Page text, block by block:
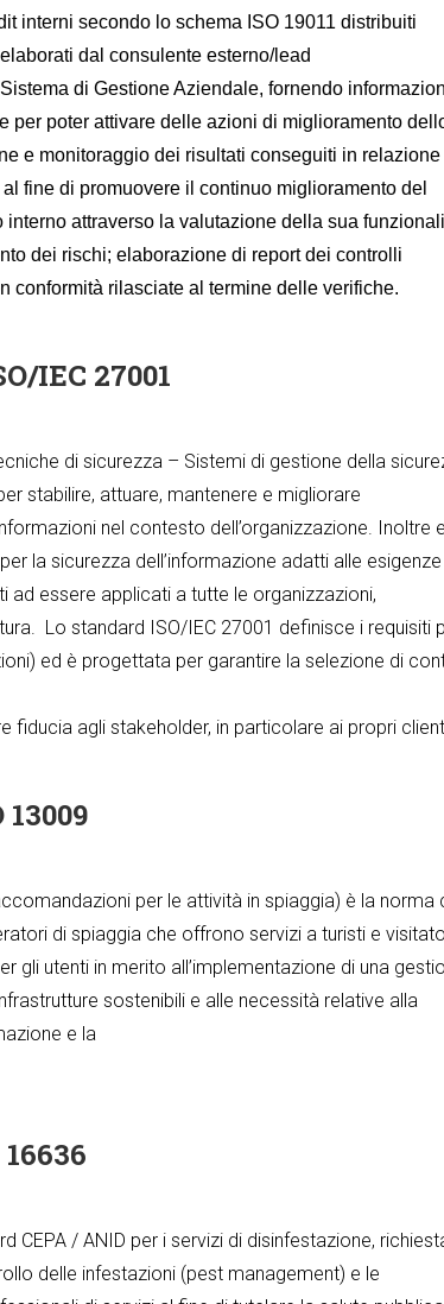
interni secondo lo schema ISO 19011 distribuiti
dal consulente esterno/lead
di Gestione Aziendale, fornendo
per poter attivare delle azioni di miglioramento
e monitoraggio dei risultati conseguiti in relazione
fine di promuovere il continuo miglioramento del
attraverso la valutazione della sua
dei rischi; elaborazione di report dei controlli
conformità rilasciate al termine delle verifiche.
IEC 27001
di sicurezza – Sistemi di gestione della
stabilire, attuare, mantenere e migliorare
nel contesto dell’organizzazione. Inoltre
la sicurezza dell’informazione adatti alle esigenze
ad essere applicati a tutte le organizzazioni,
Lo standard ISO/IEC 27001 definisce i requisiti
ed è progettata per garantire la selezione di
agli stakeholder, in particolare ai propri
per le attività in spiaggia) è la norma
di spiaggia che offrono servizi a turisti e
gli utenti in merito all’implementazione di una
sostenibili e alle necessità relative alla
e la
/ ANID per i servizi di disinfestazione,
delle infestazioni (pest management) e le